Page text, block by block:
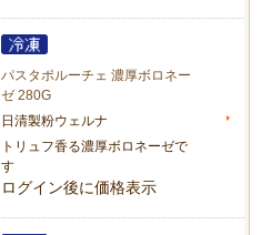
パスタポルーチェ 濃厚ボロネー
ゼ 280G
日清製粉ウェルナ
トリュフ香る濃厚ボロネーゼで
す
ログイン後に価格表示